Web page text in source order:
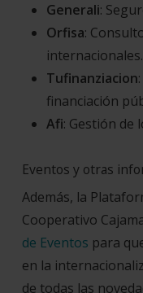
Generali:
Orfisa:
internacionales.
Tufinanziacion
financiación
Afi: Gestión de
Eventos y otras
Además, la
Cooperativo
de Eventos para
en la
de todas las